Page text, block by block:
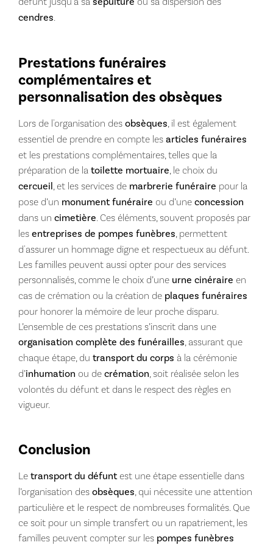
cendres
Prestations funéraires
complémentaires et
personnalisation des obsèques
Lors de l'organisation des obsèques , il est également
essentiel de prendre en compte les articles funéraires
et les prestations complémentaires, telles que la
préparation de la toilette mortuaire , le choix du
cercueil , et les services de marbrerie funéraire pour la
pose d’un monument funéraire ou d’une concession
dans un cimetière . Ces éléments, souvent proposés par
les entreprises de pompes funèbres , permettent
d'assurer un hommage digne et respectueux au défunt.
Les familles peuvent aussi opter pour des services
personnalisés, comme le choix d’une urne cinéraire en
cas de crémation ou la création de plaques funéraires
pour honorer la mémoire de leur proche disparu.
L’ensemble de ces prestations s’inscrit dans une
organisation complète des funérailles , assurant que
chaque étape, du transport du corps à la cérémonie
d’inhumation ou de crémation , soit réalisée selon les
volontés du défunt et dans le respect des règles en
vigueur.
Conclusion
Le transport du défuntest une étape essentielle dans
l’organisation des obsèques , qui nécessite une attention
particulière et le respect de nombreuses formalités. Que
ce soit pour un simple transfert ou un rapatriement, les
familles peuvent compter sur les pompes funèbres